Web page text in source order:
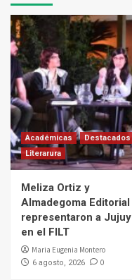
Académicas
Destacados
Literarura
Meliza Ortiz y
Almadegoma Editorial
representaron a Jujuy
en el FILT
Maria Eugenia Montero
6 agosto, 2026 0